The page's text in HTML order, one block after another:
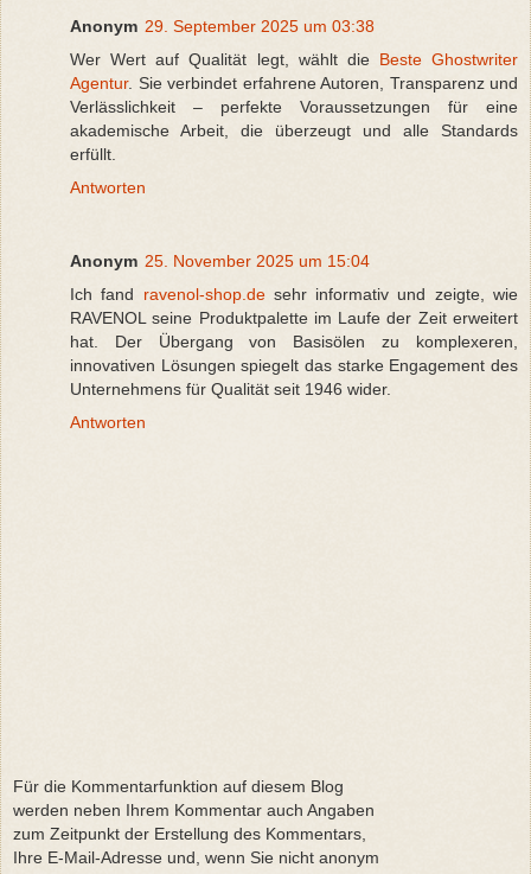
Anonym 29. September 2025 um 03:38
Wer Wert auf Qualität legt, wählt die Beste Ghostwriter
Agentur. Sie verbindet erfahrene Autoren, Transparenz und
Verlässlichkeit – perfekte Voraussetzungen für eine
akademische Arbeit, die überzeugt und alle Standards
erfüllt.
Antworten
Anonym 25. November 2025 um 15:04
Ich fand ravenol-shop.desehr informativ und zeigte, wie
RAVENOL seine Produktpalette im Laufe der Zeit erweitert
hat. Der Übergang von Basisölen zu komplexeren,
innovativen Lösungen spiegelt das starke Engagement des
Unternehmens für Qualität seit 1946 wider.
Antworten
Für die Kommentarfunktion auf diesem Blog
werden neben Ihrem Kommentar auch Angaben
zum Zeitpunkt der Erstellung des Kommentars,
Ihre E-Mail-Adresse und, wenn Sie nicht anonym